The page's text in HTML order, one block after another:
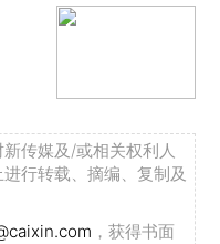
传媒及/或相关权利人
行转载、摘编、复制及
，获得书面